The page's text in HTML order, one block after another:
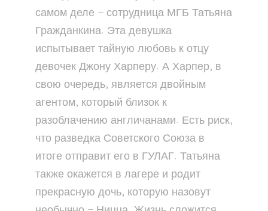
самом деле – сотрудница МГБ Татьяна
Гражданкина. Эта девушка
испытывает тайную любовь к отцу
девочек Джону Харперу. А Харпер, в
свою очередь, является двойным
агентом, который близок к
разоблачению англичанами. Есть риск,
что разведка Советского Союза в
итоге отправит его в ГУЛАГ. Татьяна
также окажется в лагере и родит
прекрасную дочь, которую назовут